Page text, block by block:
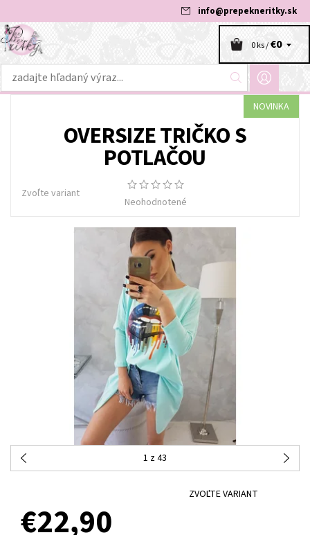
info@prepekneritky.sk
0 ks /€0
NOVINKA
OVERSIZE TRIČKO S
POTLAČOU
Zvoľte variant
Neohodnotené
1 z 43
ZVOĽTE VARIANT
€22,90